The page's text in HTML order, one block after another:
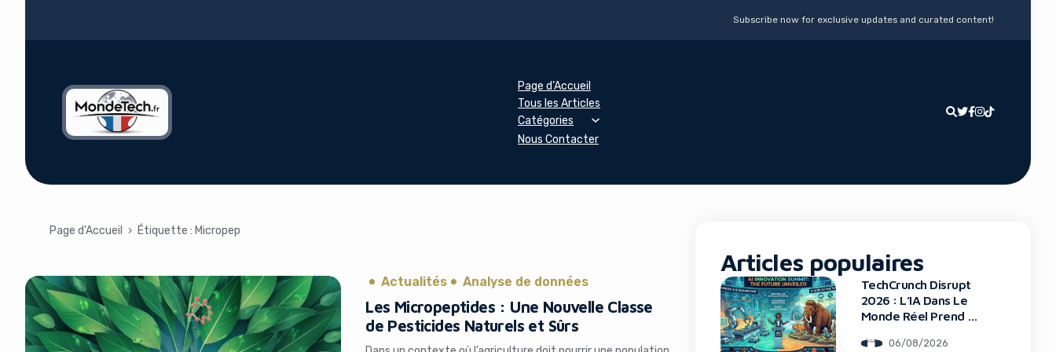
Subscribe now for exclusive updates and curated content!
Page d’Accueil
Tous les Articles
Catégories
Nous Contacter
Page d’Accueil › Étiquette : Micropep
Actualités Analyse de données
Les Micropeptides : Une Nouvelle Classe
de Pesticides Naturels et Sûrs
Articles populaires
TechCrunch Disrupt
2026 : L’IA Dans Le
Monde Réel Prend La
06/08/2026